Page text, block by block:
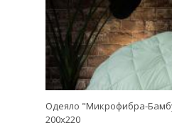
Одеяло "Микрофибра-
200х220